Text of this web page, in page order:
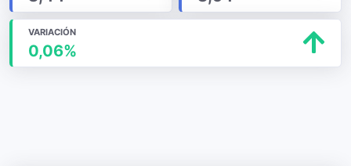
VARIACIÓN
0,06%